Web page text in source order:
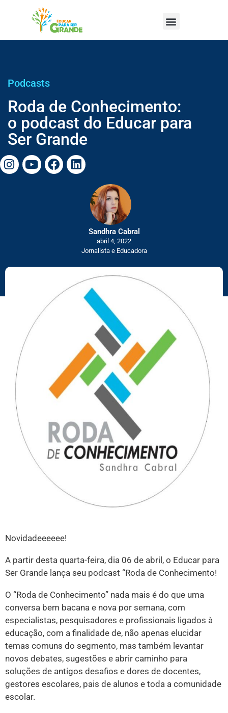
Podcasts
Roda de Conhecimento:
o podcast do Educar para
Ser Grande
Sandhra Cabral
abril 4, 2022
Jornalista e Educadora
Novidadeeeeee!
A partir desta quarta-feira, dia 06 de abril, o Educar para
Ser Grande lança seu podcast “Roda de Conhecimento!
O “Roda de Conhecimento” nada mais é do que uma
conversa bem bacana e nova por semana, com
especialistas, pesquisadores e profissionais ligados à
educação, com a finalidade de, não apenas elucidar
temas comuns do segmento, mas também levantar
novos debates, sugestões e abrir caminho para
soluções de antigos desafios e dores de docentes,
gestores escolares, pais de alunos e toda a comunidade
escolar.